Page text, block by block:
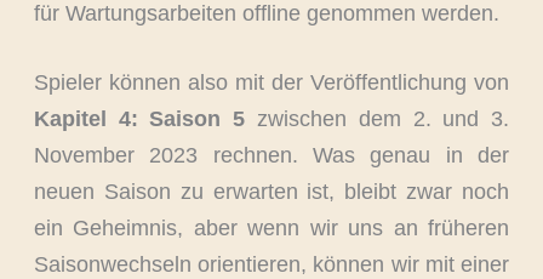
für Wartungsarbeiten offline genommen werden.
Spieler können also mit der Veröffentlichung von
Kapitel 4: Saison 5 zwischen dem 2. und 3.
November 2023 rechnen. Was genau in der
neuen Saison zu erwarten ist, bleibt zwar noch
ein Geheimnis, aber wenn wir uns an früheren
Saisonwechseln orientieren, können wir mit einer